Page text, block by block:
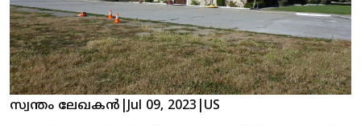
സ്വന്തം ലേഖകൻ |Jul 09, 2023 US